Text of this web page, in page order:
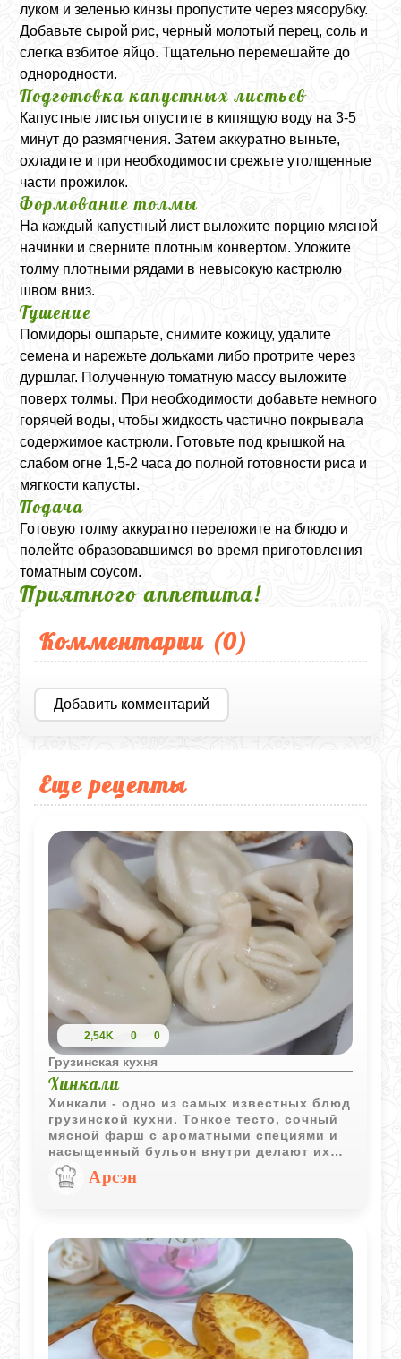
луком и зеленью кинзы пропустите через мясорубку.
Добавьте сырой рис, черный молотый перец, соль и
слегка взбитое яйцо. Тщательно перемешайте до
однородности.
Подготовка капустных листьев
Капустные листья опустите в кипящую воду на 3-5
минут до размягчения. Затем аккуратно выньте,
охладите и при необходимости срежьте утолщенные
части прожилок.
Формование толмы
На каждый капустный лист выложите порцию мясной
начинки и сверните плотным конвертом. Уложите
толму плотными рядами в невысокую кастрюлю
швом вниз.
Тушение
Помидоры ошпарьте, снимите кожицу, удалите
семена и нарежьте дольками либо протрите через
дуршлаг. Полученную томатную массу выложите
поверх толмы. При необходимости добавьте немного
горячей воды, чтобы жидкость частично покрывала
содержимое кастрюли. Готовьте под крышкой на
слабом огне 1,5-2 часа до полной готовности риса и
мягкости капусты.
Подача
Готовую толму аккуратно переложите на блюдо и
полейте образовавшимся во время приготовления
томатным соусом.
Приятного аппетита!
Комментарии (0)
Добавить комментарий
Еще рецепты
2,54K 0 0
Грузинская кухня
Хинкали
Хинкали - одно из самых известных блюд
грузинской кухни. Тонкое тесто, сочный
мясной фарш с ароматными специями и
насыщенный бульон внутри делают их
настоящей классикой домашнего
застолья.
Арсэн